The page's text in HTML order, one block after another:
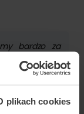
plikach cookies
bardzo za
Białej